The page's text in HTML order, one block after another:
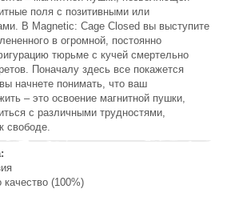
поля с позитивными или
В Magnetic: Cage Closed вы выступите
в огромной, постоянно
тюрьме с кучей смертельно
Поначалу здесь все покажется
начнете понимать, что ваш
– это освоение магнитной пушки,
с различными трудностями,
свободе.
(100%)